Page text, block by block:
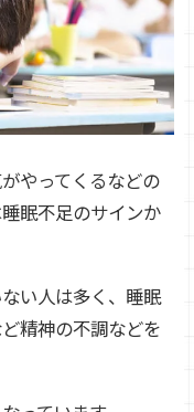
やってくるなどの
眠不足のサインか
い人は多く、睡眠
精神の不調などを